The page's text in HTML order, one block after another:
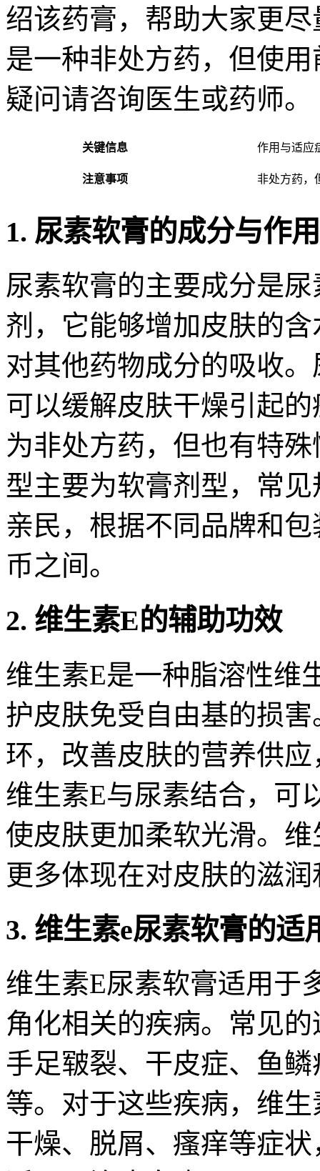
绍该药膏，帮助大家更
是一种非处方药，但使
疑问请咨询医生或药师。
关键信息 作用与适应
注意事项 非处方药，
1. 尿素软膏的成分与作
尿素软膏的主要成分是
剂，它能够增加皮肤的
对其他药物成分的吸收
可以缓解皮肤干燥引起
为非处方药，但也有特
型主要为软膏剂型，常
亲民，根据不同品牌和
币之间。
2. 维生素E的辅助功效
维生素E是一种脂溶性维
护皮肤免受自由基的损
环，改善皮肤的营养供
维生素E与尿素结合，可
使皮肤更加柔软光滑。
更多体现在对皮肤的滋
3. 维生素e尿素软膏的适
维生素E尿素软膏适用于
角化相关的疾病。常见
手足皲裂、干皮症、鱼
等。对于这些疾病，维
干燥、脱屑、瘙痒等症